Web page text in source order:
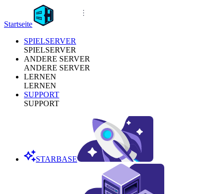
Startseite
SPIELSERVER
SPIELSERVER
ANDERE SERVER
ANDERE SERVER
LERNEN
LERNEN
SUPPORT
SUPPORT
STARBASE